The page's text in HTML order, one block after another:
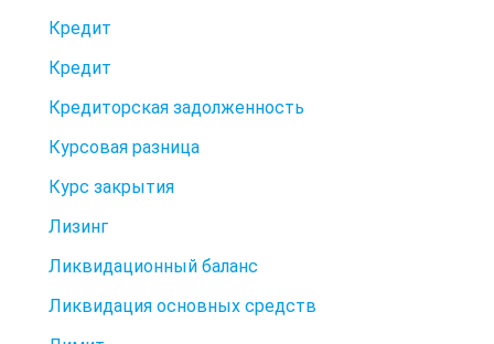
Кредит
Кредит
Кредиторская задолженность
Курсовая разница
Курс закрытия
Лизинг
Ликвидационный баланс
Ликвидация основных средств